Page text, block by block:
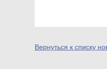
Вернуться к списку